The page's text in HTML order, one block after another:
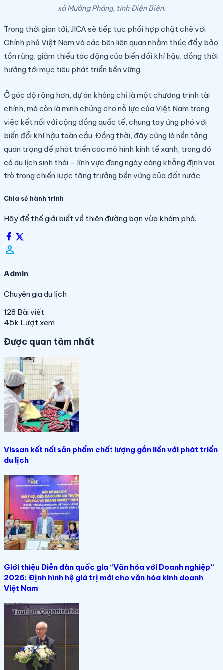
xã Mường Phăng, tỉnh Điện Biên.
Trong thời gian tới, JICA sẽ tiếp tục phối hợp chặt chẽ với
Chính phủ Việt Nam và các bên liên quan nhằm thúc đẩy bảo
tồn rừng, giảm thiểu tác động của biến đổi khí hậu, đồng thời
hướng tới mục tiêu phát triển bền vững.
Ở góc độ rộng hơn, dự án không chỉ là một chương trình tài
chính, mà còn là minh chứng cho nỗ lực của Việt Nam trong
việc kết nối với cộng đồng quốc tế, chung tay ứng phó với
biến đổi khí hậu toàn cầu. Đồng thời, đây cũng là nền tảng
quan trọng để phát triển các mô hình kinh tế xanh, trong đó
có du lịch sinh thái – lĩnh vực đang ngày càng khẳng định vai
trò trong chiến lược tăng trưởng bền vững của đất nước.
Chia sẻ hành trình
Hãy để thế giới biết về thiên đường bạn vừa khám phá.
person_filled
Admin
Chuyên gia du lịch
128 Bài viết
45k Lượt xem
Được quan tâm nhất
Vissan kết nối sản phẩm chất lượng gắn liền với phát triển
du lịch
Giới thiệu Diễn đàn quốc gia “Văn hóa với Doanh nghiệp”
2026: Định hình hệ giá trị mới cho văn hóa kinh doanh
Việt Nam